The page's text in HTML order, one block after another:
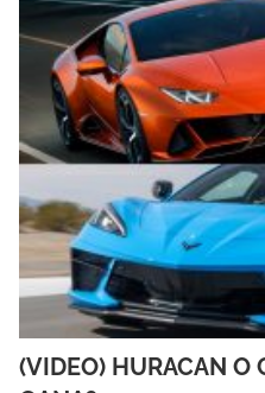
(VIDEO) HURACAN O